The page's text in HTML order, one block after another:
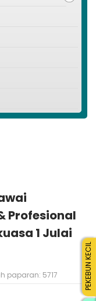
Profesional
1 Julai
paparan: 5717 PEKEBUN KECIL